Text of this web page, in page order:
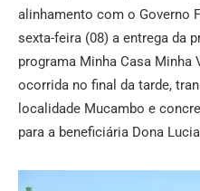
alinhamento com o Governo
sexta-feira (08) a entrega da
programa Minha Casa Minha
ocorrida no final da tarde,
localidade Mucambo e
para a beneficiária Dona